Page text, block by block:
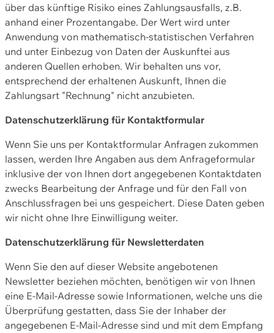
über das künftige Risiko eines Zahlungsausfalls, z.B.
anhand einer Prozentangabe. Der Wert wird unter
Anwendung von mathematisch-statistischen Verfahren
und unter Einbezug von Daten der Auskunftei aus
anderen Quellen erhoben. Wir behalten uns vor,
entsprechend der erhaltenen Auskunft, Ihnen die
Zahlungsart "Rechnung" nicht anzubieten.
Datenschutzerklärung für Kontaktformular
Wenn Sie uns per Kontaktformular Anfragen zukommen
lassen, werden Ihre Angaben aus dem Anfrageformular
inklusive der von Ihnen dort angegebenen Kontaktdaten
zwecks Bearbeitung der Anfrage und für den Fall von
Anschlussfragen bei uns gespeichert. Diese Daten geben
wir nicht ohne Ihre Einwilligung weiter.
Datenschutzerklärung für Newsletterdaten
Wenn Sie den auf dieser Website angebotenen
Newsletter beziehen möchten, benötigen wir von Ihnen
eine E-Mail-Adresse sowie Informationen, welche uns die
Überprüfung gestatten, dass Sie der Inhaber der
angegebenen E-Mail-Adresse sind und mit dem Empfang